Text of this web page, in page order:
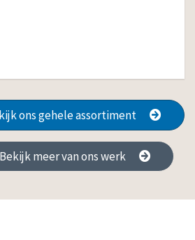
ons gehele assortiment
Bekijk meer van ons werk